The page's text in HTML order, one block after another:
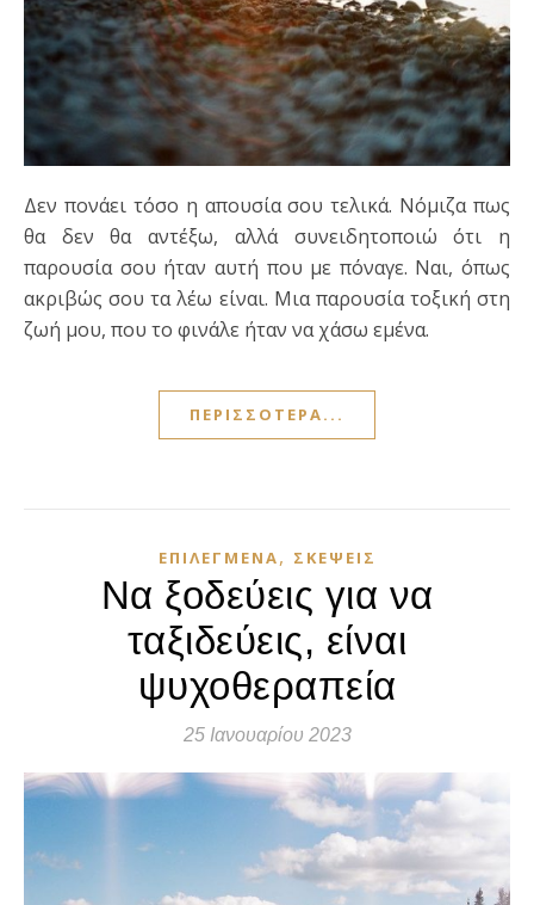
Δεν πονάει τόσο η απουσία σου τελικά. Νόμιζα πως
θα δεν θα αντέξω, αλλά συνειδητοποιώ ότι η
παρουσία σου ήταν αυτή που με πόναγε. Ναι, όπως
ακριβώς σου τα λέω είναι. Μια παρουσία τοξική στη
ζωή μου, που το φινάλε ήταν να χάσω εμένα.
ΠΕΡΙΣΣΌΤΕΡΑ...
ΕΠΙΛΕΓΜΈΝΑ, ΣΚΈΨΕΙΣ
Να ξοδεύεις για να
ταξιδεύεις, είναι
ψυχοθεραπεία
25 Ιανουαρίου 2023